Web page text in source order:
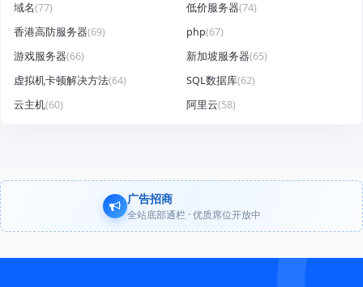
域名(77) 低价服务器(74)
香港高防服务器(69) php(67)
游戏服务器(66) 新加坡服务器(65)
虚拟机卡顿解决方法(64) SQL数据库(62)
云主机(60) 阿里云(58)
广告招商
全站底部通栏 · 优质席位开放中